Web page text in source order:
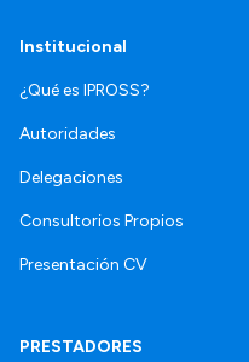
Institucional
¿Qué es IPROSS?
Autoridades
Delegaciones
Consultorios Propios
Presentación CV
PRESTADORES